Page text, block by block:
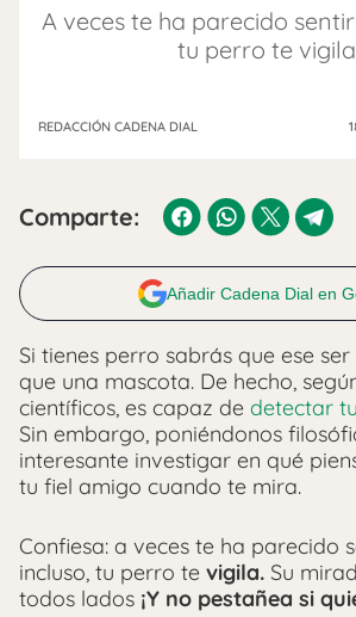
A veces te ha parecido
tu perro te vigila
REDACCIÓN CADENA DIAL
Comparte:
Añadir Cadena Dial en
Si tienes perro sabrás que ese
que una mascota. De hecho,
científicos, es capaz de detectar
Sin embargo, poniéndonos
interesante investigar en qué
tu fiel amigo cuando te mira.
Confiesa: a veces te ha parecido
incluso, tu perro te vigila. Su
todos lados ¡Y no pestañea si